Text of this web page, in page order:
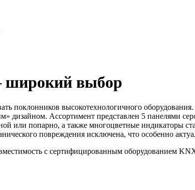
широкий выбор
поклонников высокотехнологичного
дизайном. Ассортимент представлен 5 панелями
или попарно, а также многоцветные индикаторы
повреждения исключена, что особенно
с сертифицированным оборудованием